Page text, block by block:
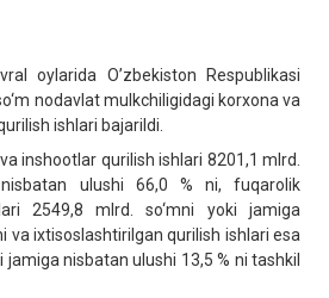
oylarida O’zbekiston Respublikasi
nodavlat mulkchiligidagi korxona va
ishlari bajarildi.
inshootlar qurilish ishlari 8201,1 mlrd.
ulushi 66,0 % ni, fuqarolik
2549,8 mlrd. so‘mni yoki jamiga
va ixtisoslashtirilgan qurilish ishlari esa
jamiga nisbatan ulushi 13,5 % ni tashkil